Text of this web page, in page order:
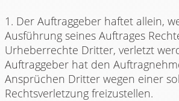
1. Der Auftraggeber haftet allein,
Ausführung seines Auftrages
Urheberrechte Dritter, verletzt
Auftraggeber hat den
Ansprüchen Dritter wegen einer
Rechtsverletzung freizustellen.